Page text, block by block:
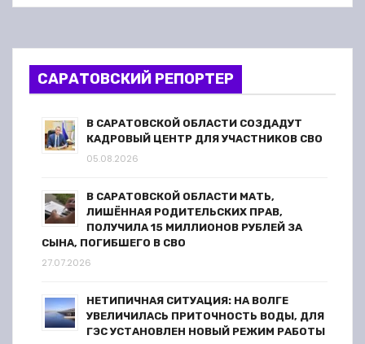
а
п
нарушений
САРАТОВСКИЙ РЕПОРТЕР
В САРАТОВСКОЙ ОБЛАСТИ СОЗДАДУТ
КАДРОВЫЙ ЦЕНТР ДЛЯ УЧАСТНИКОВ СВО
05.08.2026
В САРАТОВСКОЙ ОБЛАСТИ МАТЬ,
ЛИШЁННАЯ РОДИТЕЛЬСКИХ ПРАВ,
ПОЛУЧИЛА 15 МИЛЛИОНОВ РУБЛЕЙ ЗА
СЫНА, ПОГИБШЕГО В СВО
27.07.2026
НЕТИПИЧНАЯ СИТУАЦИЯ: НА ВОЛГЕ
УВЕЛИЧИЛАСЬ ПРИТОЧНОСТЬ ВОДЫ, ДЛЯ
ГЭС УСТАНОВЛЕН НОВЫЙ РЕЖИМ РАБОТЫ